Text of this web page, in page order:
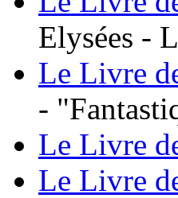
Elysées -
Le Livre
-
Le Livre
Le Livre